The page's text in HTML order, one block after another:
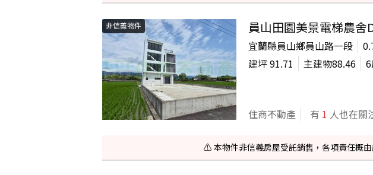
非信義物件 員山田園美景電梯農舍
宜蘭縣員山鄉員山路一段
建坪91.71 主建物88.46
住商不動產 有 1 人也在關
⚠️ 本物件非信義房屋受託銷售，各項責任概